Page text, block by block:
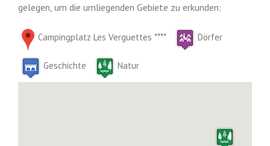
gelegen, um die umliegenden Gebiete zu erkunden:
Campingplatz Les Verguettes **** Dörfer
Geschichte Natur